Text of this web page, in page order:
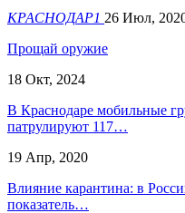
КРАСНОДАР1 26 Июл,
Прощай оружие
18 Окт, 2024
В Краснодаре мобильные
патрулируют 117…
19 Апр, 2020
Влияние карантина: в
показатель…